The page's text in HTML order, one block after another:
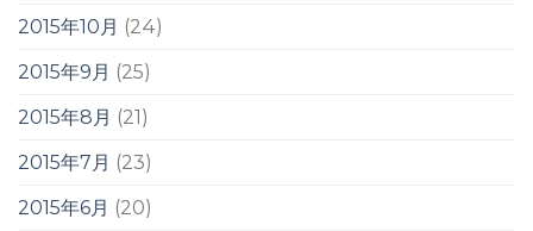
2015年10月 (24)
2015年9月 (25)
2015年8月 (21)
2015年7月 (23)
2015年6月 (20)